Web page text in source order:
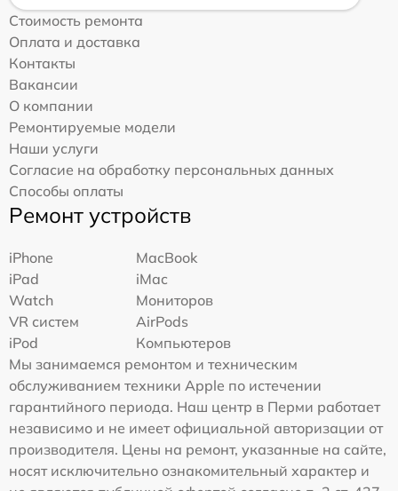
Стоимость ремонта
Оплата и доставка
Контакты
Вакансии
О компании
Ремонтируемые модели
Наши услуги
Согласие на обработку персональных данных
Способы оплаты
Ремонт устройств
iPhone
MacBook
iPad
iMac
Watch
Мониторов
VR систем
AirPods
iPod
Компьютеров
Мы занимаемся ремонтом и техническим
обслуживанием техники Apple по истечении
гарантийного периода. Наш центр в Перми работает
независимо и не имеет официальной авторизации от
производителя. Цены на ремонт, указанные на сайте,
носят исключительно ознакомительный характер и